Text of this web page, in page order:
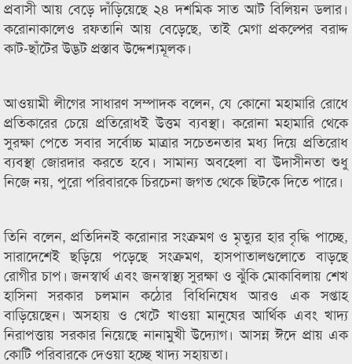
প্রবাসী আয় বেড়ে দাঁড়িয়েছে ২৪ দশমিক সাত আট বিলিয়ন ডলার।
করোনাকালেও রফতানি আয় বেড়েছে, তাই মেগা প্রকল্পের বরাদ্দ
কাট-ছাঁটের উদ্ভট প্রস্তাব উদ্দেশ্যমূলক।
আওয়ামী লীগের সাধারণ সম্পাদক বলেন, যে কোনো মহামারি রোধে
প্রতিকারের চেয়ে প্রতিরোধই উত্তম ব্যবস্থা। করোনা মহামারি থেকে
সুরক্ষা পেতে সবার সর্বোচ্চ মাত্রার সচেতনতার মধ্য দিয়ে প্রতিরোধ
ব্যবস্থা জোরদার করতে হবে। সামান্য অবহেলা বা উদাসীনতা শুধু
নিজে নয়, পুরো পরিবারকে চিরচেনা জগত থেকে ছিটকে দিতে পারে।
তিনি বলেন, প্রতিদিনই করোনার সংক্রমণ ও মৃত্যুর হার বৃদ্ধি পাচ্ছে,
সারাদেশেই ছড়িয়ে পড়েছে সংক্রমণ, হাসপাতালগুলোতে বাড়ছে
রোগীর চাপ। জনস্বার্থ এবং জনস্বাস্থ্য সুরক্ষা ও ঝুঁকি মোকাবিলায় শেখ
হাসিনা সরকার চলমান কঠোর বিধিনিষেধ আরও এক সপ্তাহ
বাড়িয়েছেন। অসহায় ও খেটে খাওয়া মানুষের আর্থিক এবং খাদ্য
নিরাপত্তায় সরকার নিয়েছে নানামুখী উদ্যোগ। আসন্ন ঈদে প্রায় এক
কোটি পরিবারকে দেওয়া হচ্ছে খাদ্য সহায়তা।